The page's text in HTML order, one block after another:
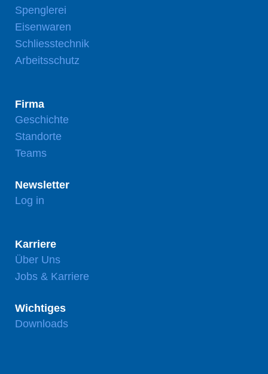
Spenglerei
Eisenwaren
Schliesstechnik
Arbeitsschutz
Firma
Geschichte
Standorte
Teams
Newsletter
Log in
Karriere
Über Uns
Jobs & Karriere
Wichtiges
Downloads